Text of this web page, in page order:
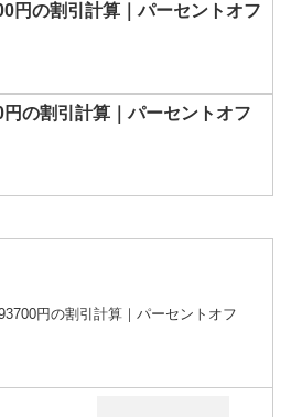
円の割引計算｜パーセントオフ
円の割引計算｜パーセントオフ
円の割引計算｜パーセントオフ